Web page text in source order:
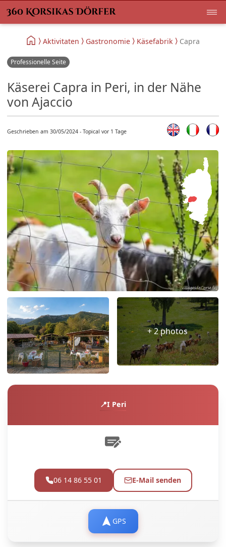
Aktivitaten Gastronomie Käsefabrik Capra
Professionelle Seite
Käserei Capra in Peri, in der Nähe
von Ajaccio
Geschrieben am 30/05/2024 - Topical vor 1 Tage
+ 2 photos
I Peri
06 14 86 55 01 E-Mail senden
GPS